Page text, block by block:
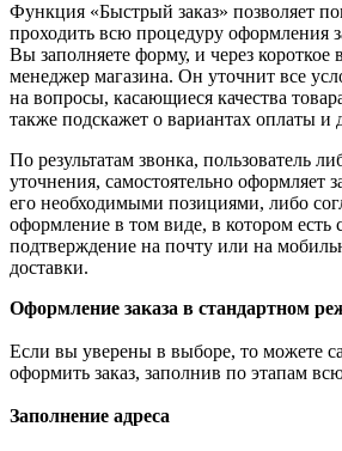
Функция «Быстрый заказ» позволяет
проходить всю процедуру оформления
Вы заполняете форму, и через короткое
менеджер магазина. Он уточнит все
на вопросы, касающиеся качества
также подскажет о вариантах оплаты и
По результатам звонка, пользователь
уточнения, самостоятельно оформляет
его необходимыми позициями, либо
оформление в том виде, в котором есть
подтверждение на почту или на
доставки.
Оформление заказа в стандартном
Если вы уверены в выборе, то можете
оформить заказ, заполнив по этапам
Заполнение адреса